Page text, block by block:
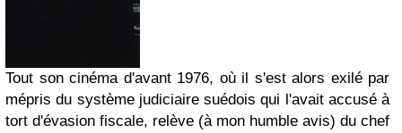
Tout son cinéma d'avant 1976, où il s'est alors exilé par
mépris du système judiciaire suédois qui l'avait accusé à
tort d'évasion fiscale, relève (à mon humble avis) du chef